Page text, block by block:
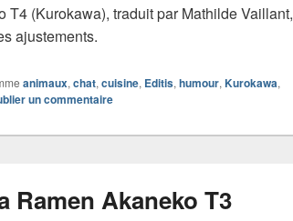
T4 (Kurokawa), traduit par Mathilde Vaillant,
ajustements.
animaux,chat,cuisine, Editis,humour,Kurokawa,
un commentaire
Ramen Akaneko T3